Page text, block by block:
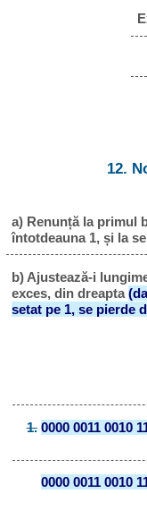
12.
a) Renunță la primul
întotdeauna 1, și la
b) Ajustează-i
exces, din dreapta
setat pe 1, se pierde
1. 0000 0011 0010
0000 0011 0010